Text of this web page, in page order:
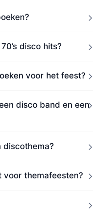
disco hits?
voor het feest?
disco band en een
discothema?
voor themafeesten?